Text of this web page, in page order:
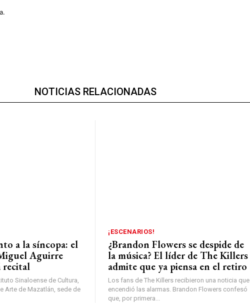
NOTICIAS RELACIONADAS
a la síncopa: el
Aguirre
recital
Sinaloense de Cultura,
Arte de Mazatlán, sede de
¡ESCENARIOS!
¿Brandon Flowers se despide de
la música? El líder de The Killers
admite que ya piensa en el retiro
Los fans de The Killers recibieron una noticia que
encendió las alarmas. Brandon Flowers confesó
que, por primera...